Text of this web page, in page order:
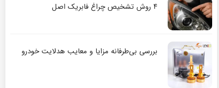
۴ روش تشخیص چراغ فابریک اصل
بررسی بی‌طرفانه مزایا و معایب هدلایت خودرو